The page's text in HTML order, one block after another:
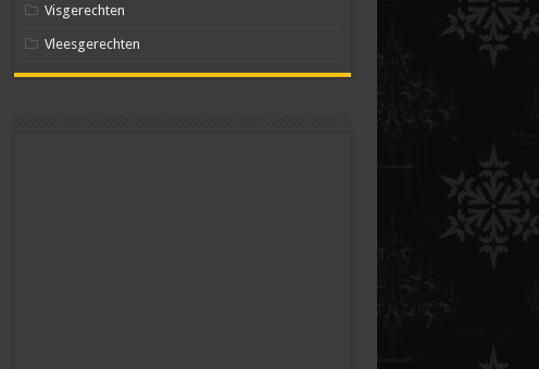
Visgerechten
Vleesgerechten